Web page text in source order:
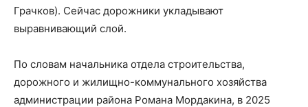
Грачков). Сейчас дорожники укладывают
выравнивающий слой.
По словам начальника отдела строительства,
дорожного и жилищно-коммунального хозяйства
администрации района Романа Мордакина, в 2025